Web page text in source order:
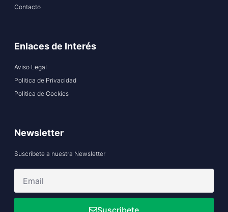
Contacto
Enlaces de Interés
Aviso Legal
Politica de Privacidad
Politica de Cockies
Newsletter
Suscribete a nuestra Newsletter
Suscribete